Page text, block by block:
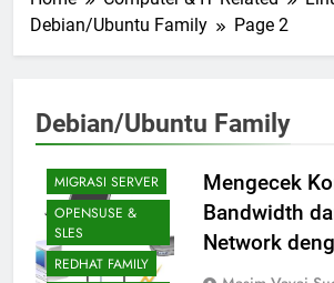
Debian/Ubuntu Family
Page 2
Debian/Ubuntu Family
DEBIAN/UBUNTU
FAMILY
MIGRASI SERVER
OPENSUSE &
SLES
REDHAT FAMILY
Mengecek
Bandwidth
Network